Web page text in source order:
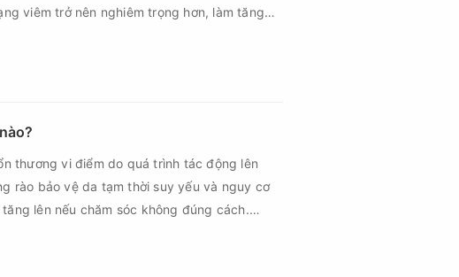
viêm trở nên nghiêm trọng hơn, làm tăng
hồi.
thương vi điểm do quá trình tác động lên
rào bảo vệ da tạm thời suy yếu và nguy cơ
lên nếu chăm sóc không đúng cách.
giúp vùng da hồi phục nhanh hơn mà còn